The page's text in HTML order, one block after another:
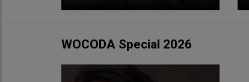
WOCODA Special 2026